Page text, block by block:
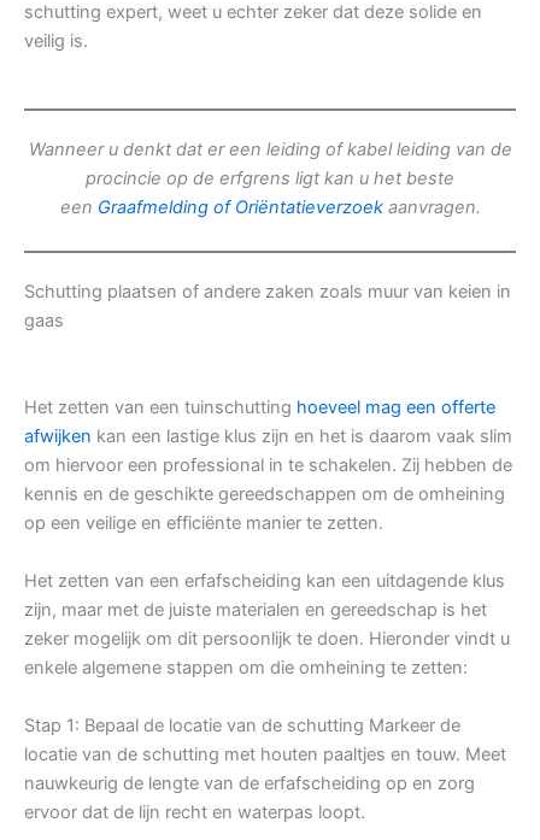
schutting expert, weet u echter zeker dat deze solide en
veilig is.
Wanneer u denkt dat er een leiding of kabel leiding van de
procincie op de erfgrens ligt kan u het beste
een Graafmelding of Oriëntatieverzoekaanvragen.
Schutting plaatsen of andere zaken zoals muur van keien in
gaas
Het zetten van een tuinschutting hoeveel mag een offerte
afwijken kan een lastige klus zijn en het is daarom vaak slim
om hiervoor een professional in te schakelen. Zij hebben de
kennis en de geschikte gereedschappen om de omheining
op een veilige en efficiënte manier te zetten.
Het zetten van een erfafscheiding kan een uitdagende klus
zijn, maar met de juiste materialen en gereedschap is het
zeker mogelijk om dit persoonlijk te doen. Hieronder vindt u
enkele algemene stappen om die omheining te zetten:
Stap 1: Bepaal de locatie van de schutting Markeer de
locatie van de schutting met houten paaltjes en touw. Meet
nauwkeurig de lengte van de erfafscheiding op en zorg
ervoor dat de lijn recht en waterpas loopt.